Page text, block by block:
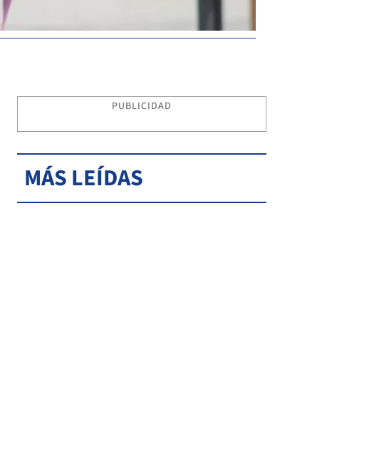
PUBLICIDAD
MÁS LEÍDAS